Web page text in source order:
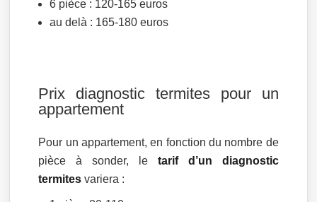
6 pièce : 120-165 euros
au delà : 165-180 euros
Prix diagnostic termites pour un
appartement
Pour un appartement, en fonction du nombre de
pièce à sonder, le tarif d’un diagnostic
termites variera :